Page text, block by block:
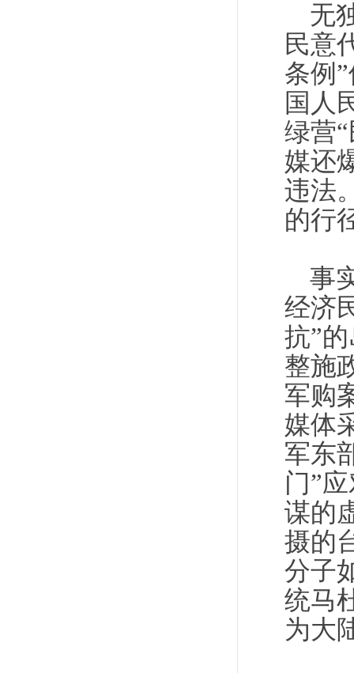
无
民意
条例
国人
绿营
媒还
违法
的行
事
经济
抗”
整施
军购
媒体
军东
门”
谋的
摄的
分子
统马
为大